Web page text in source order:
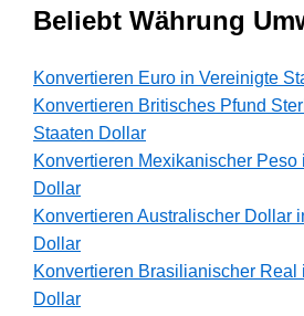
Beliebt Währung
Konvertieren Euro in Vereinigte
Konvertieren Britisches Pfund
Staaten Dollar
Konvertieren Mexikanischer Peso
Dollar
Konvertieren Australischer Dollar
Dollar
Konvertieren Brasilianischer Real
Dollar